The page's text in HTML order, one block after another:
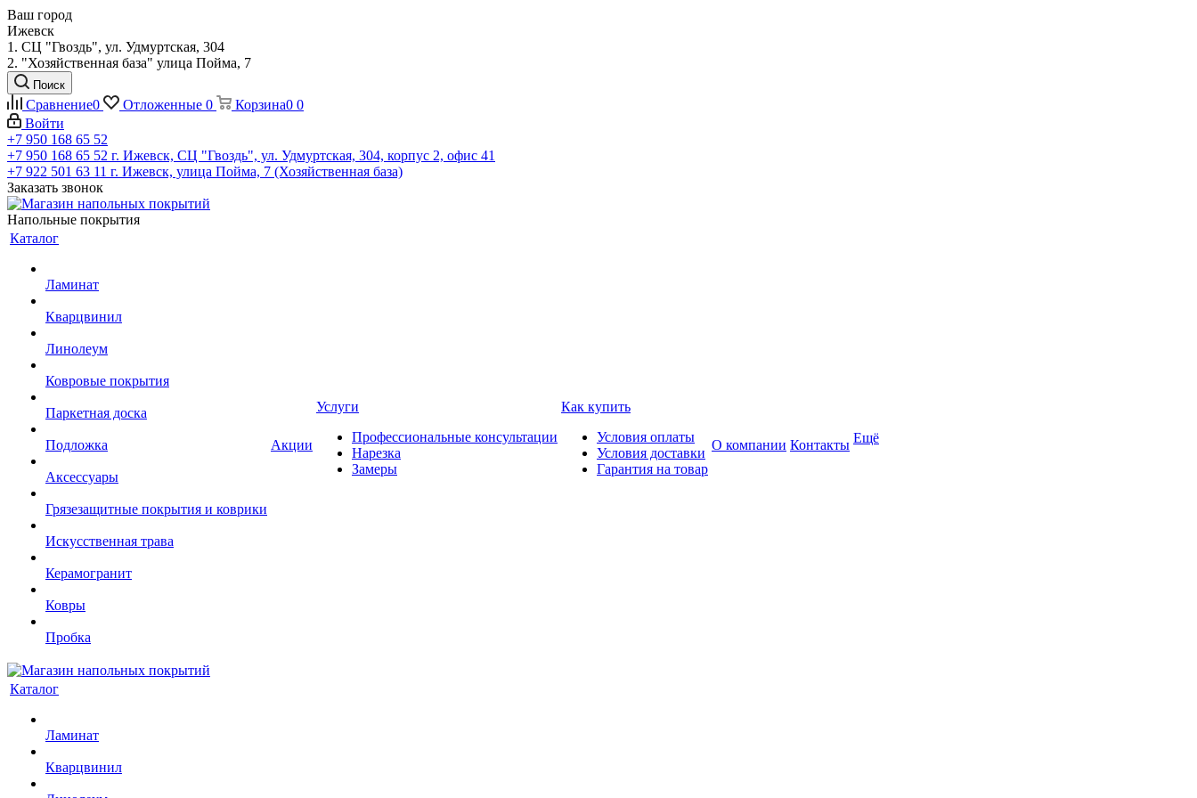
Ваш город
Ижевск
1. СЦ "Гвоздь", ул. Удмуртская, 304
2. "Хозяйственная база" улица Пойма, 7
Поиск
Сравнение0 Отложенные 0 Корзина0 0
Войти
+7 950 168 65 52
+7 950 168 65 52 г. Ижевск, СЦ "Гвоздь", ул. Удмуртская, 304, корпус 2, офис 41
+7 922 501 63 11 г. Ижевск, улица Пойма, 7 (Хозяйственная база)
Заказать звонок
Напольные покрытия
Каталог
Ламинат
Кварцвинил
Линолеум
Ковровые покрытия
Паркетная доска
Подложка
Аксессуары
Грязезащитные покрытия и коврики
Искусственная трава
Керамогранит
Ковры
Пробка
Акции
Услуги
Профессиональные консультации
Нарезка
Замеры
Как купить
Условия оплаты
Условия доставки
Гарантия на товар
О компании Контакты Ещё
Каталог
Ламинат
Кварцвинил